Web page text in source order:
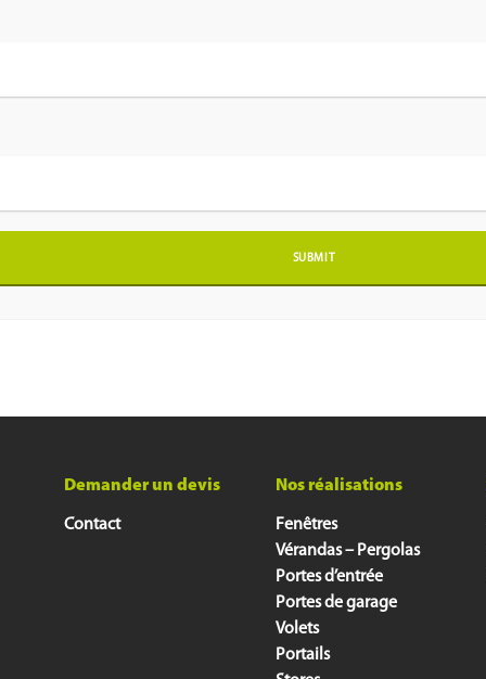
Demander un devis
Contact
Nos réalisations
Fenêtres
Vérandas – Pergolas
Portes d’entrée
Portes de garage
Volets
Portails